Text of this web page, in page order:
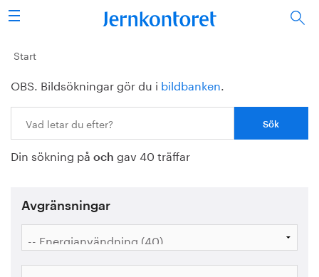
Sök
Stålindustrin
Vision 2050
Forskning/utbildning
Energi/miljö
Vi tycker
Bildbank
Start
OBS. Bildsökningar gör du i bildbanken.
Din sökning på och gav 40 träffar
Avgränsningar